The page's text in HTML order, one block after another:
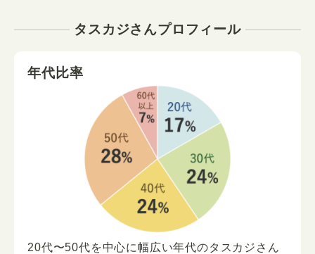
タスカジさんプロフィール
年代比率
20代〜50代を中心に幅広い年代のタスカジさん